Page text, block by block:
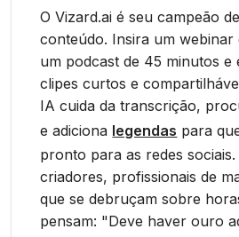
O Vizard.ai é seu campeão
conteúdo. Insira um webinar
um podcast de 45 minutos e
clipes curtos e
IA cuida da transcrição,
e adiciona legendas para
pronto para as redes
criadores, profissionais de
que se debruçam sobre
pensam: "Deve haver ouro